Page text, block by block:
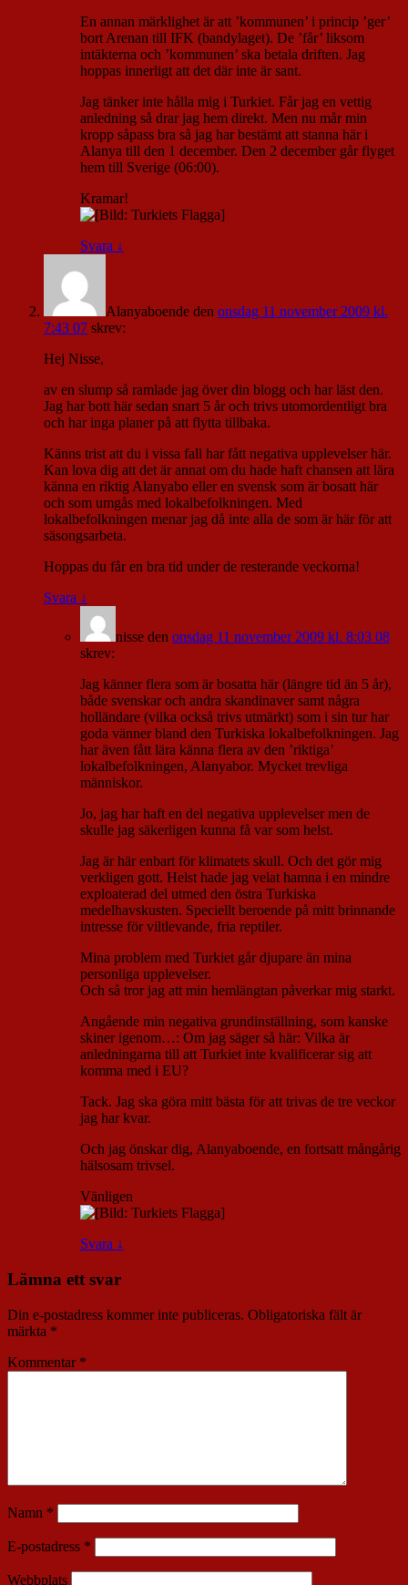
En annan märklighet är att ’kommunen’ i princip ’ger’
bort Arenan till IFK (bandylaget). De ’får’ liksom
intäkterna och ’kommunen’ ska betala driften. Jag
hoppas innerligt att det där inte är sant.
Jag tänker inte hålla mig i Turkiet. Får jag en vettig
anledning så drar jag hem direkt. Men nu mår min
kropp såpass bra så jag har bestämt att stanna här i
Alanya till den 1 december. Den 2 december går flyget
hem till Sverige (06:00).
Kramar!
Svara ↓
Alanyaboende den onsdag 11 november 2009 kl.
7:43 07 skrev:
Hej Nisse,
av en slump så ramlade jag över din blogg och har läst den.
Jag har bott här sedan snart 5 år och trivs utomordentligt bra
och har inga planer på att flytta tillbaka.
Känns trist att du i vissa fall har fått negativa upplevelser här.
Kan lova dig att det är annat om du hade haft chansen att lära
känna en riktig Alanyabo eller en svensk som är bosatt här
och som umgås med lokalbefolkningen. Med
lokalbefolkningen menar jag då inte alla de som är här för att
säsongsarbeta.
Hoppas du får en bra tid under de resterande veckorna!
Svara ↓
nisse den onsdag 11 november 2009 kl. 8:03 08
skrev:
Jag känner flera som är bosatta här (längre tid än 5 år),
både svenskar och andra skandinaver samt några
holländare (vilka också trivs utmärkt) som i sin tur har
goda vänner bland den Turkiska lokalbefolkningen. Jag
har även fått lära känna flera av den ’riktiga’
lokalbefolkningen, Alanyabor. Mycket trevliga
människor.
Jo, jag har haft en del negativa upplevelser men de
skulle jag säkerligen kunna få var som helst.
Jag är här enbart för klimatets skull. Och det gör mig
verkligen gott. Helst hade jag velat hamna i en mindre
exploaterad del utmed den östra Turkiska
medelhavskusten. Speciellt beroende på mitt brinnande
intresse för viltlevande, fria reptiler.
Mina problem med Turkiet går djupare än mina
personliga upplevelser.
Och så tror jag att min hemlängtan påverkar mig starkt.
Angående min negativa grundinställning, som kanske
skiner igenom…: Om jag säger så här: Vilka är
anledningarna till att Turkiet inte kvalificerar sig att
komma med i EU?
Tack. Jag ska göra mitt bästa för att trivas de tre veckor
jag har kvar.
Och jag önskar dig, Alanyaboende, en fortsatt mångårig
hälsosam trivsel.
Vänligen
Svara ↓
Lämna ett svar
Din e-postadress kommer inte publiceras. Obligatoriska fält är
märkta *
Kommentar *
Namn *
E-postadress *
Webbplats